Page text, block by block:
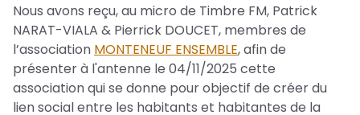
Nous avons reçu, au micro de Timbre FM, Patrick
NARAT-VIALA & Pierrick DOUCET, membres de
l’association MONTENEUF ENSEMBLE, afin de
présenter à l'antenne le 04/11/2025 cette
association qui se donne pour objectif de créer du
lien social entre les habitants et habitantes de la